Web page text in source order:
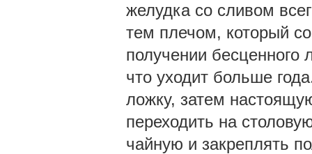
желудка со сливом
тем плечом, который
получении бесценного
что уходит больше
ложку, затем
переходить на
чайную и закреплять